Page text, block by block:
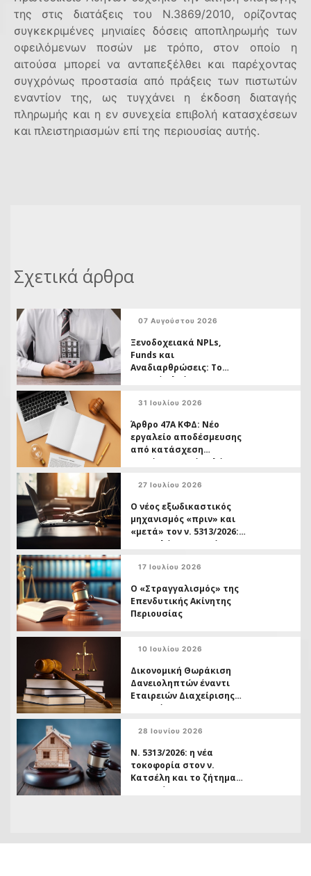
της στις διατάξεις του Ν.3869/2010, ορίζοντας
συγκεκριμένες μηνιαίες δόσεις αποπληρωμής των
οφειλόμενων ποσών με τρόπο, στον οποίο η
αιτούσα μπορεί να ανταπεξέλθει και παρέχοντας
συγχρόνως προστασία από πράξεις των πιστωτών
εναντίον της, ως τυγχάνει η έκδοση διαταγής
πληρωμής και η εν συνεχεία επιβολή κατασχέσεων
και πλειστηριασμών επί της περιουσίας αυτής.
Σχετικά άρθρα
07 Αυγούστου 2026
Ξενοδοχειακά NPLs,
Funds και
Αναδιαρθρώσεις: Το
Νομικό Πλαίσιο ως
31 Ιουλίου 2026
Άρθρο 47Α ΚΦΔ: Νέο
εργαλείο αποδέσμευσης
από κατάσχεση
ακινήτων χωρίς πλήρη
27 Ιουλίου 2026
Ο νέος εξωδικαστικός
μηχανισμός «πριν» και
«μετά» τον ν. 5313/2026:
Ο οφειλέτης ως τρίτος
δικαστικής προστασίας
17 Ιουλίου 2026
Ο «Στραγγαλισμός» της
Επενδυτικής Ακίνητης
Περιουσίας
10 Ιουλίου 2026
Δικονομική Θωράκιση
Δανειοληπτών έναντι
Εταιρειών Διαχείρισης
Απαιτήσεων
28 Ιουνίου 2026
Ν. 5313/2026: η νέα
τοκοφορία στον ν.
Κατσέλη και το ζήτημα
της ασύμμετρης